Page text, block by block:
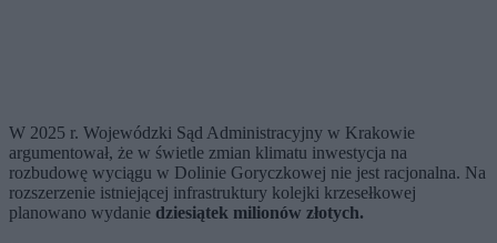
W 2025 r. Wojewódzki Sąd Administracyjny w Krakowie
argumentował, że w świetle zmian klimatu inwestycja na
rozbudowę wyciągu w Dolinie Goryczkowej nie jest racjonalna. Na
rozszerzenie istniejącej infrastruktury kolejki krzesełkowej
planowano wydanie dziesiątek milionów złotych.